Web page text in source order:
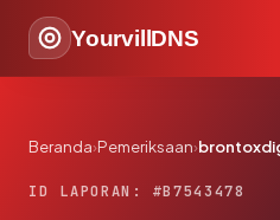
YourvillDNS
Beranda›Pemeriksaan›
ID LAPORAN: #B7543478